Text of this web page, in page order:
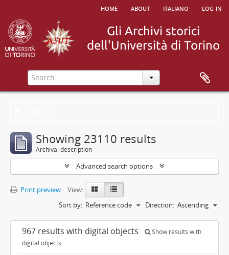
home about italiano log in
Showing 23110 results
Archival description
Advanced search options
Print preview
View:
Sort by: Reference code Direction: Ascending
967 results with digital objects
Show results with
digital objects